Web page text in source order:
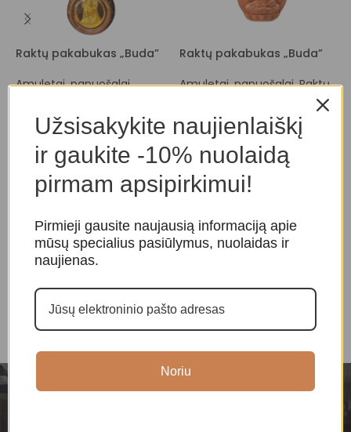
Raktų pakabukas „Buda”
Amuletai, papuošalai
Raktų pakabukas „Buda”
Amuletai, papuošalai, Raktų
10,00 €
Užsisakykite naujienlaiškį
ir gaukite -10% nuolaidą
pirmam apsipirkimui!
Pirmieji gausite naujausią informaciją apie
mūsų specialius pasiūlymus, nuolaidas ir
naujienas.
Noriu